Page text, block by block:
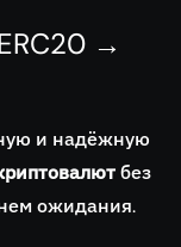
→
и надёжную
без
ожидания.